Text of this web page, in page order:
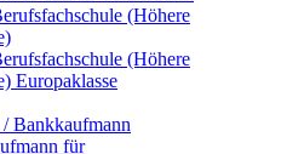
(Höhere
(Höhere
Europaklasse
Bankkaufmann
für